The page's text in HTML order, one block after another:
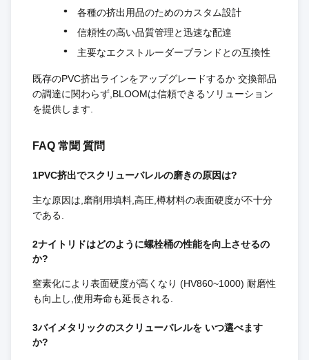
各種の挤出用品のためのカスタム設計
信頼性の高い品質管理と迅速な配達
主要なエクストルーダーブランドとの互換性
既存のPVC挤出ラインをアップグレードするか 交換部品
の調達に関わらず,BLOOMは信頼できるソリューション
を提供します.
FAQ 常聞 質問
1PVC挤出でスクリューバレルの磨きの原因は?
主な原因は,磨削用填料,高圧,樽材料の表面硬度が不十分
である.
2ナイトリドはどのように螺栓桶の性能を向上させるの
か?
窒素化により表面硬度が高くなり (HV860~1000) 耐磨性
も向上し,使用寿命も延長される.
3バイメタリックのスクリューバレルを いつ選べます
か?